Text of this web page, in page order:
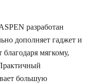
разработан
дополняет гаджет и
мягкому,
большую